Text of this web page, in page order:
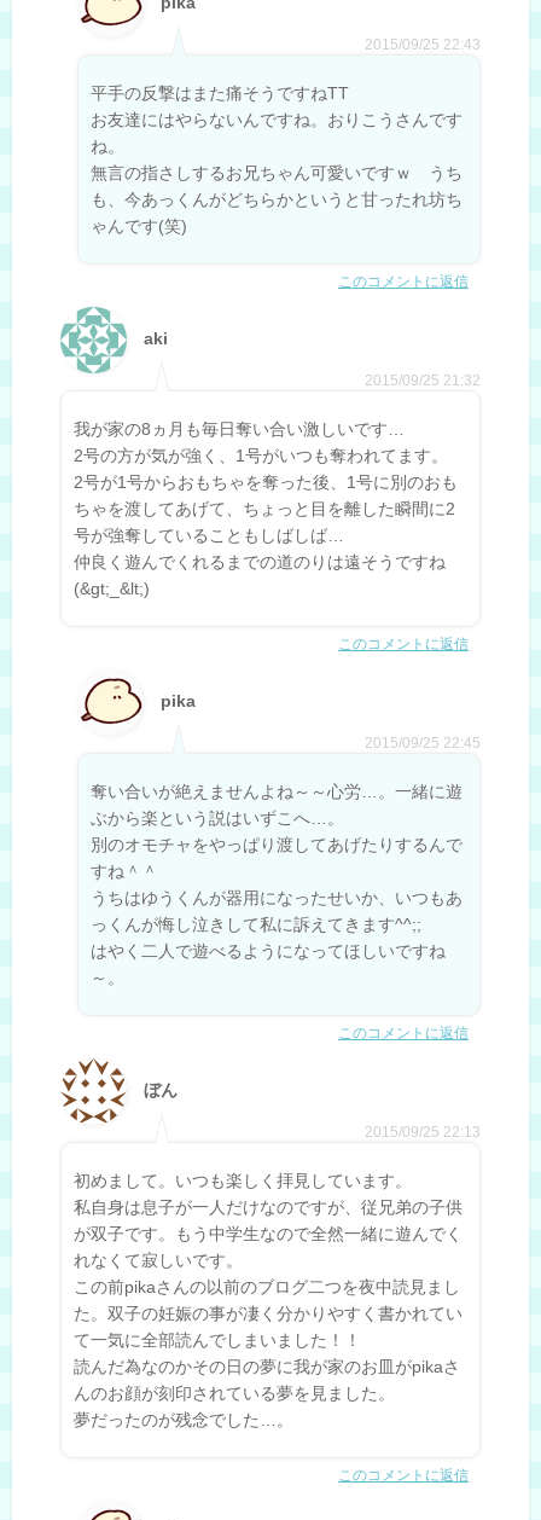
2015/09/25 22:43
平手の反撃はまた痛そうですねTT
お友達にはやらないんですね。おりこうさんです
ね。
無言の指さしするお兄ちゃん可愛いですｗ うち
も、今あっくんがどちらかというと甘ったれ坊ち
ゃんです(笑)
このコメントに返信
aki
2015/09/25 21:32
我が家の8ヵ月も毎日奪い合い激しいです…
2号の方が気が強く、1号がいつも奪われてます。
2号が1号からおもちゃを奪った後、1号に別のおも
ちゃを渡してあげて、ちょっと目を離した瞬間に2
号が強奪していることもしばしば…
仲良く遊んでくれるまでの道のりは遠そうですね
(&gt;_&lt;)
このコメントに返信
pika
2015/09/25 22:45
奪い合いが絶えませんよね～～心労…。一緒に遊
ぶから楽という説はいずこへ…。
別のオモチャをやっぱり渡してあげたりするんで
すね＾＾
うちはゆうくんが器用になったせいか、いつもあ
っくんが悔し泣きして私に訴えてきます^^;;
はやく二人で遊べるようになってほしいですね
～。
このコメントに返信
ぼん
2015/09/25 22:13
初めまして。いつも楽しく拝見しています。
私自身は息子が一人だけなのですが、従兄弟の子供
が双子です。もう中学生なので全然一緒に遊んでく
れなくて寂しいです。
この前pikaさんの以前のブログ二つを夜中読見まし
た。双子の妊娠の事が凄く分かりやすく書かれてい
て一気に全部読んでしまいました！！
読んだ為なのかその日の夢に我が家のお皿がpikaさ
んのお顔が刻印されている夢を見ました。
夢だったのが残念でした…。
このコメントに返信